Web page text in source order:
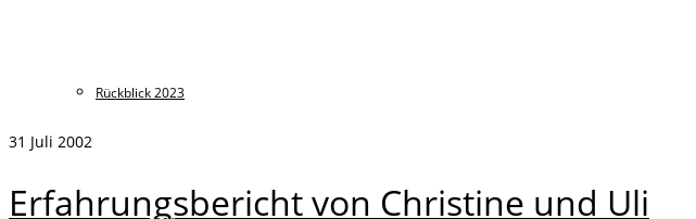
Rückblick 2023
31 Juli 2002
Erfahrungsbericht von Christine und Uli